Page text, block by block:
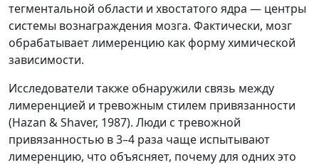
тегментальной области и хвостатого ядра — центры
системы вознаграждения мозга. Фактически, мозг
обрабатывает лимеренцию как форму химической
зависимости.
Исследователи также обнаружили связь между
лимеренцией и тревожным стилем привязанности
(Hazan & Shaver, 1987). Люди с тревожной
привязанностью в 3–4 раза чаще испытывают
лимеренцию, что объясняет, почему для одних это